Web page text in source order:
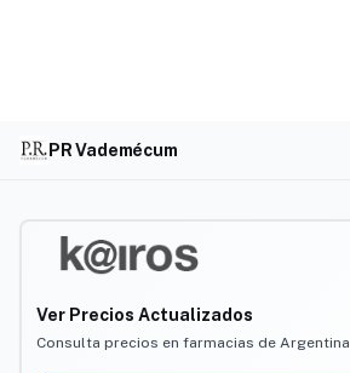
PR Vademécum
Ver Precios Actualizados
Consulta precios en farmacias de Argentina